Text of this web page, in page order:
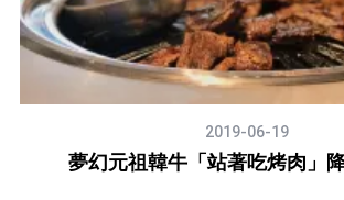
2019-06-19
夢幻元祖韓牛「站著吃烤肉」